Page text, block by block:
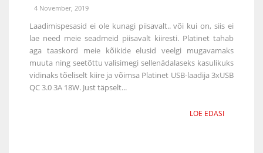
4 November, 2019
Laadimispesasid ei ole kunagi piisavalt.. või kui on, siis ei
lae need meie seadmeid piisavalt kiiresti. Platinet tahab
aga taaskord meie kõikide elusid veelgi mugavamaks
muuta ning seetõttu valisimegi sellenädalaseks kasulikuks
vidinaks tõeliselt kiire ja võimsa Platinet USB-laadija 3xUSB
QC 3.0 3A 18W. Just täpselt...
LOE EDASI